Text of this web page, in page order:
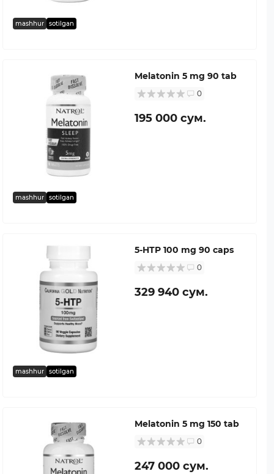
mashhur sotilgan
mashhur sotilgan
Melatonin 5 mg 90 tab
0
195 000 сум.
mashhur sotilgan
5-HTP 100 mg 90 caps
0
329 940 сум.
Melatonin 5 mg 150 tab
0
247 000 сум.